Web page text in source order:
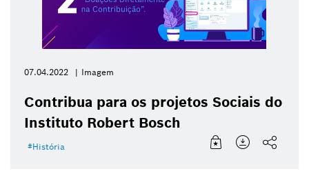
07.04.2022 Imagem
Contribua para os projetos Sociais do
Instituto Robert Bosch
História